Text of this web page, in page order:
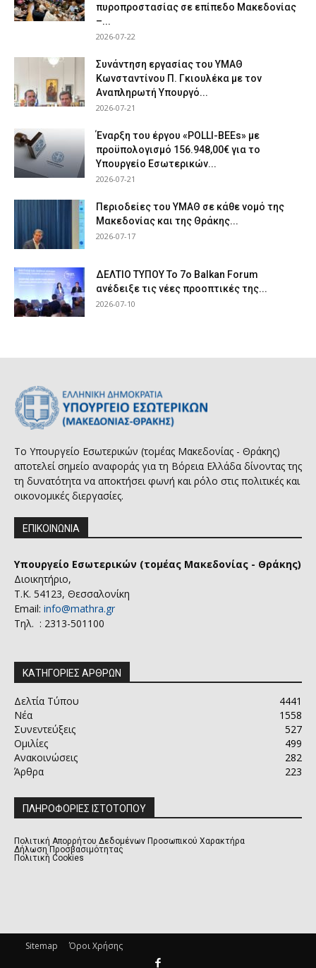
πυροπροστασίας σε επίπεδο Μακεδονίας
–...
2026-07-22
Συνάντηση εργασίας του ΥΜΑΘ
Κωνσταντίνου Π. Γκιουλέκα με τον
Αναπληρωτή Υπουργό...
2026-07-21
Έναρξη του έργου «POLLI-BEEs» με
προϋπολογισμό 156.948,00€ για το
Υπουργείο Εσωτερικών...
2026-07-21
Περιοδείες του ΥΜΑΘ σε κάθε νομό της
Μακεδονίας και της Θράκης...
2026-07-17
ΔΕΛΤΙΟ ΤΥΠΟΥ Το 7ο Balkan Forum
ανέδειξε τις νέες προοπτικές της...
2026-07-10
Το Υπουργείο Εσωτερικών (τομέας Μακεδονίας - Θράκης)
αποτελεί σημείο αναφοράς για τη Βόρεια Ελλάδα δίνοντας της
τη δυνατότητα να αποκτήσει φωνή και ρόλο στις πολιτικές και
οικονομικές διεργασίες.
ΕΠΙΚΟΙΝΩΝΙΑ
Υπουργείο Εσωτερικών (τομέας Μακεδονίας - Θράκης)
Διοικητήριο,
Τ.Κ. 54123, Θεσσαλονίκη
Email: info@mathra.gr
Τηλ. : 2313-501100
ΚΑΤΗΓΟΡΙΕΣ ΑΡΘΡΩΝ
Δελτία Τύπου
4441
Νέα
1558
Συνεντεύξεις
527
Ομιλίες
499
Ανακοινώσεις
282
Άρθρα
223
ΠΛΗΡΟΦΟΡΙΕΣ ΙΣΤΟΤΟΠΟΥ
Πολιτική Απορρήτου Δεδομένων Προσωπικού Χαρακτήρα
Δήλωση Προσβασιμότητας
Πολιτική Cookies
Sitemap Όροι Χρήσης